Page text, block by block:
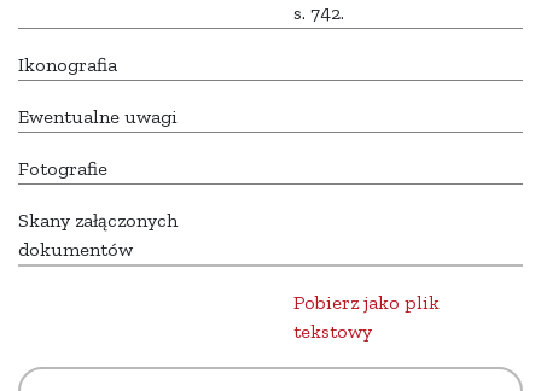
s. 742.
Ikonografia
Ewentualne uwagi
Fotografie
Skany załączonych
dokumentów
Pobierz jako plik
tekstowy